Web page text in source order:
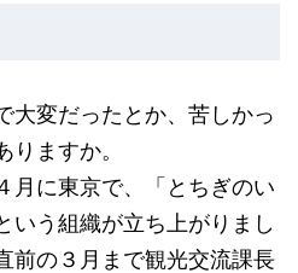
大変だったとか、苦しかっ
ますか。
月に東京で、「とちぎのい
いう組織が立ち上がりまし
前の３月まで観光交流課長